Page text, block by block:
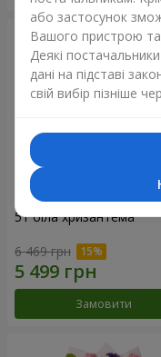
51 біла хризантема
6 469 грн
Замовити
або застосунок
Вашого пристрою та
Деякі
дані на підставі
свій вибір пізніше